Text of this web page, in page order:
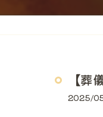
【
2025/